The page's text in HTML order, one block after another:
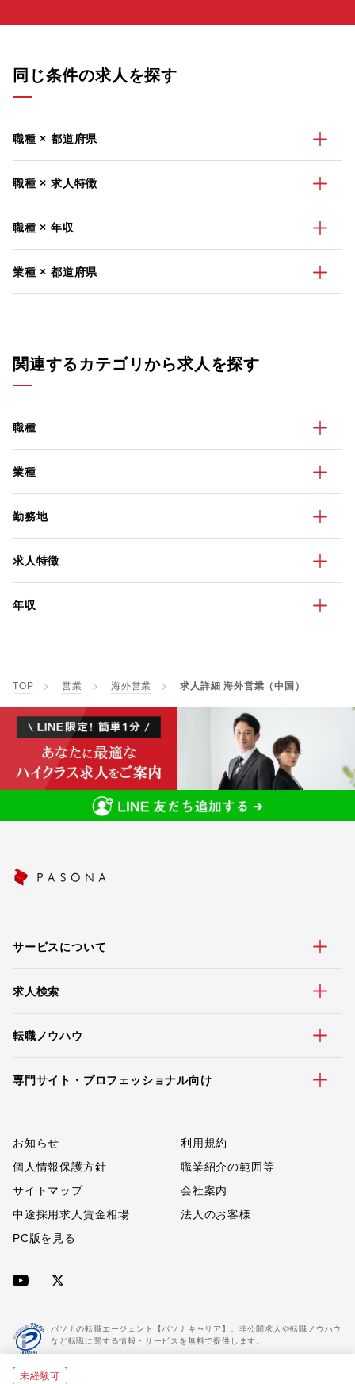
同じ条件の求人を探す
職種 × 都道府県
職種 × 求人特徴
職種 × 年収
業種 × 都道府県
関連するカテゴリから求人を探す
職種
業種
勤務地
求人特徴
年収
TOP 営業 海外営業 求人詳細 海外営業（中国）
サービスについて
求人検索
転職ノウハウ
専門サイト・プロフェッショナル向け
お知らせ
利用規約
個人情報保護方針
職業紹介の範囲等
サイトマップ
会社案内
中途採用求人賃金相場
法人のお客様
PC版を見る
パソナの転職エージェント【パソナキャリア】。非公開求人や転職ノウハウ
など転職に関する情報・サービスを無料で提供します。
「パソナキャリア」は職業紹介優良事業者に認定されています。
未経験可